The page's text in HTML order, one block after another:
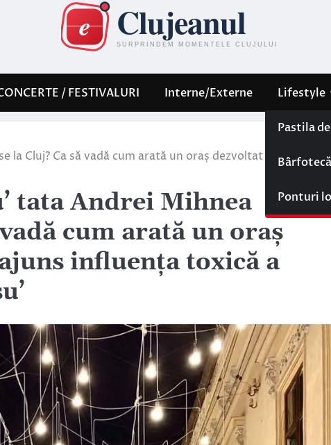
/ FESTIVALURI Interne/Externe Lifestyle
Pastila
Bârfotecă
Ponturi
la Cluj? Ca să vadă cum arată un oraș dezvoltat în care nu a
tata Andrei Mihnea
cum arată un oraș
influența toxică a